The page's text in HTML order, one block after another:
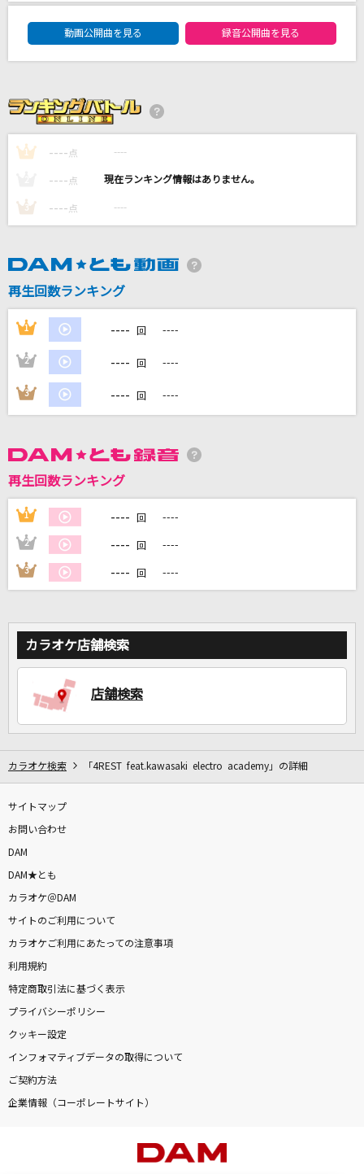
アポリア
スキマスイッチ
[生音]お岩木山
[生音]TSUNAMI
モア]
Celine Dion With Special Guests Kryzler & Kompany
DAMの新曲・ランキングなど
カラオケ最新情報をチェック！
カラオケをもっと楽しもう！
家族や友達と一緒に！練習にも！
DAM★ともボーカルエントリーランキング
動画公開曲を見る
録音公開曲を見る
1 ---- 点 ----
---- 点 ----
3 ---- 点 ----
再生回数ランキング
1 ---- 回 ----
2 ---- 回 ----
3 ---- 回 ----
再生回数ランキング
1 ---- 回 ----
2 ---- 回 ----
3 ---- 回 ----
カラオケ店舗検索
店舗検索
カラオケ検索 「4REST feat.kawasaki electro academy」の詳細
サイトマップ
お問い合わせ
DAM
DAM★とも
カラオケ＠DAM
サイトのご利用について
カラオケご利用にあたっての注意事項
利用規約
特定商取引法に基づく表示
プライバシーポリシー
クッキー設定
インフォマティブデータの取得について
ご契約方法
企業情報（コーポレートサイト）